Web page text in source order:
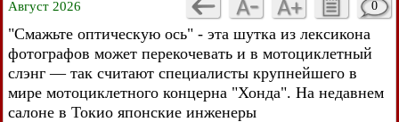
Август 2026 0
"Смажьте оптическую ось" - эта шутка из лексикона
фотографов может перекочевать и в мотоциклетный
слэнг — так считают специалисты крупнейшего в
мире мотоциклетного концерна "Хонда". На недавнем
салоне в Токио японские инженеры